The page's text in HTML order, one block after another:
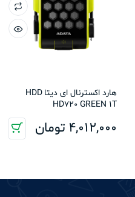
هارد اکسترنال ای دیتا HDD
HD720 GREEN 1T
4,012,000 تومان